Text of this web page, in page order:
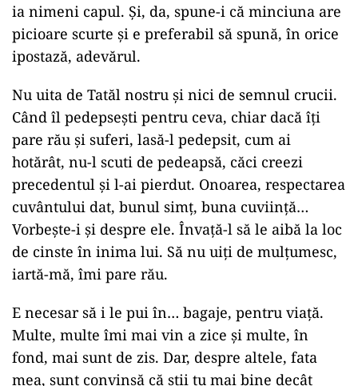
ia nimeni capul. Şi, da, spune-i că minciuna are
picioare scurte şi e preferabil să spună, în orice
ipostază, adevărul.
Nu uita de Tatăl nostru şi nici de semnul crucii.
Când îl pedepseşti pentru ceva, chiar dacă îţi
pare rău şi suferi, lasă-l pedepsit, cum ai
hotărât, nu-l scuti de pedeapsă, căci creezi
precedentul şi l-ai pierdut. Onoarea, respectarea
cuvântului dat, bunul simţ, buna cuviinţă…
Vorbeşte-i şi despre ele. Învaţă-l să le aibă la loc
de cinste în inima lui. Să nu uiţi de mulţumesc,
iartă-mă, îmi pare rău.
E necesar să i le pui în… bagaje, pentru viaţă.
Multe, multe îmi mai vin a zice şi multe, în
fond, mai sunt de zis. Dar, despre altele, fata
mea, sunt convinsă că ştii tu mai bine decât